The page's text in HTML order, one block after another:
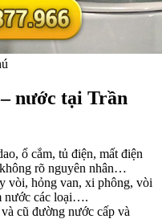
nước tại Trần
ổ cắm, tủ điện, mất điện
rõ nguyên nhân…
vòi, hỏng van, xi phông, vòi
nước các loại….
cũ đường nước cấp và